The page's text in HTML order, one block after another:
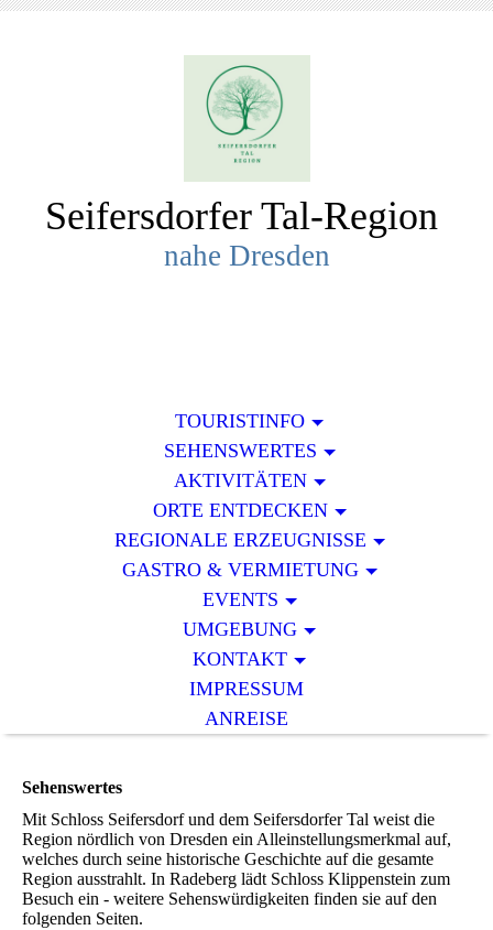
Seifersdorfer Tal-Region
nahe Dresden
TOURISTINFO
SEHENSWERTES
AKTIVITÄTEN
ORTE ENTDECKEN
REGIONALE ERZEUGNISSE
GASTRO & VERMIETUNG
EVENTS
UMGEBUNG
KONTAKT
IMPRESSUM
ANREISE
Sehenswertes
Mit Schloss Seifersdorf und dem Seifersdorfer Tal weist die
Region nördlich von Dresden ein Alleinstellungsmerkmal auf,
welches durch seine historische Geschichte auf die gesamte
Region ausstrahlt. In Radeberg lädt Schloss Klippenstein zum
Besuch ein - weitere Sehenswürdigkeiten finden sie auf den
folgenden Seiten.